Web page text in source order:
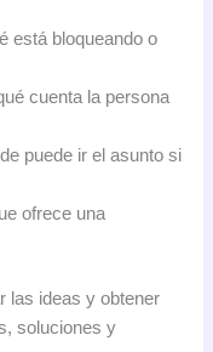
está bloqueando o
cuenta la persona
puede ir el asunto si
ofrece una
las ideas y obtener
soluciones y